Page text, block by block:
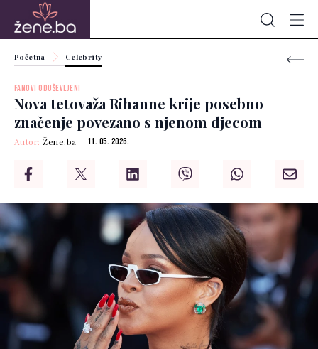
Početna Celebrity
FANOVI ODUŠEVLJENI
Nova tetovaža Rihanne krije posebno
značenje povezano s njenom djecom
Autor:Žene.ba 11. 05. 2026.